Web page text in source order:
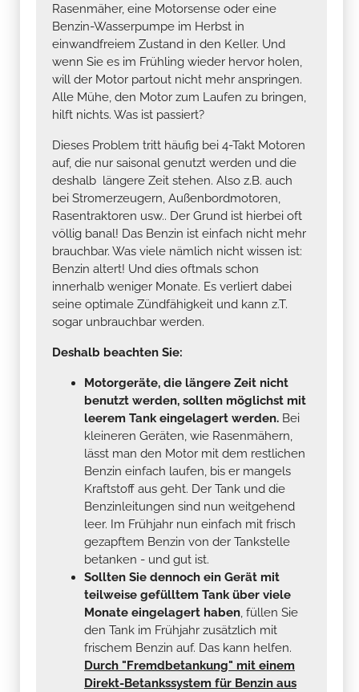
Rasenmäher, eine Motorsense oder eine
Benzin-Wasserpumpe im Herbst in
einwandfreiem Zustand in den Keller. Und
wenn Sie es im Frühling wieder hervor holen,
will der Motor partout nicht mehr anspringen.
Alle Mühe, den Motor zum Laufen zu bringen,
hilft nichts. Was ist passiert?
Dieses Problem tritt häufig bei 4-Takt Motoren
auf, die nur saisonal genutzt werden und die
deshalb längere Zeit stehen. Also z.B. auch
bei Stromerzeugern, Außenbordmotoren,
Rasentraktoren usw.. Der Grund ist hierbei oft
völlig banal! Das Benzin ist einfach nicht mehr
brauchbar. Was viele nämlich nicht wissen ist:
Benzin altert! Und dies oftmals schon
innerhalb weniger Monate. Es verliert dabei
seine optimale Zündfähigkeit und kann z.T.
sogar unbrauchbar werden.
Deshalb beachten Sie:
Motorgeräte, die längere Zeit nicht
benutzt werden, sollten möglichst mit
leerem Tank eingelagert werden. Bei
kleineren Geräten, wie Rasenmähern,
lässt man den Motor mit dem restlichen
Benzin einfach laufen, bis er mangels
Kraftstoff aus geht. Der Tank und die
Benzinleitungen sind nun weitgehend
leer. Im Frühjahr nun einfach mit frisch
gezapftem Benzin von der Tankstelle
betanken - und gut ist.
Sollten Sie dennoch ein Gerät mit
teilweise gefülltem Tank über viele
Monate eingelagert haben, füllen Sie
den Tank im Frühjahr zusätzlich mit
frischem Benzin auf. Das kann helfen.
Durch "Fremdbetankung" mit einem
Direkt-Betankssystem für Benzin aus